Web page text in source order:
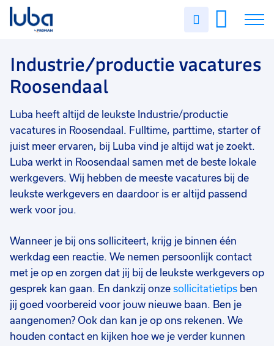
Uren
Vacatures
Over ons
Voor werkgevers
Contact
Industrie/productie vacatures
Roosendaal
Luba heeft altijd de leukste Industrie/productie
vacatures in Roosendaal. Fulltime, parttime, starter of
juist meer ervaren, bij Luba vind je altijd wat je zoekt.
Luba werkt in Roosendaal samen met de beste lokale
werkgevers. Wij hebben de meeste vacatures bij de
leukste werkgevers en daardoor is er altijd passend
werk voor jou.
Wanneer je bij ons solliciteert, krijg je binnen één
werkdag een reactie. We nemen persoonlijk contact
met je op en zorgen dat jij bij de leukste werkgevers op
gesprek kan gaan. En dankzij onze sollicitatietips ben
jij goed voorbereid voor jouw nieuwe baan. Ben je
aangenomen? Ook dan kan je op ons rekenen. We
houden contact en kijken hoe we je verder kunnen
Filter vacatures
Vakgebied 0
Opleidingsniveau
Uren per week 0